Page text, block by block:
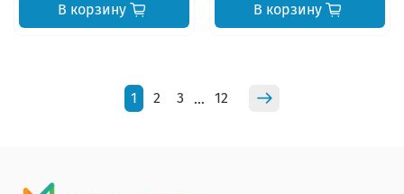
В корзину В корзину
1 2 3 … 12